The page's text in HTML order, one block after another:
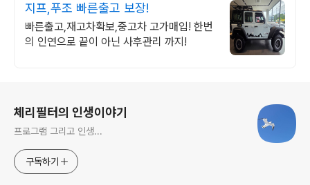
지프,푸조 빠른출고 보장!
빠른출고,재고차확보,중고차 고가매입! 한번
의 인연으로 끝이 아닌 사후관리 까지!
체리필터의 인생이야기
프로그램 그리고 인생...
구독하기